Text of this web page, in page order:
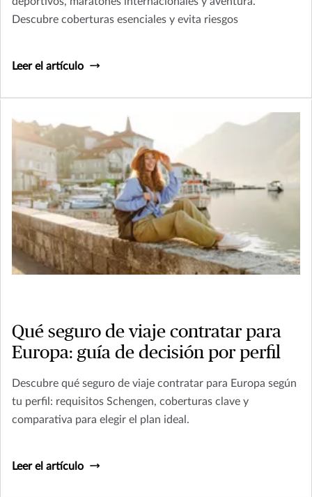
Descubre coberturas esenciales y evita riesgos
Leer el artículo
Qué seguro de viaje contratar para
Europa: guía de decisión por perfil
Descubre qué seguro de viaje contratar para Europa según
tu perfil: requisitos Schengen, coberturas clave y
comparativa para elegir el plan ideal.
Leer el artículo